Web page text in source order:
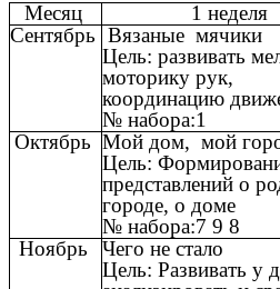
Месяц
1 неделя
Сентябрь Вязаные мячики
Цель: развивать
моторику рук,
координацию
№ набора:1
Октябрь Мой дом, мой
Цель:
представлений о
городе, о доме
№ набора:7 9 8
Ноябрь
Чего не стало
Цель: Развивать у